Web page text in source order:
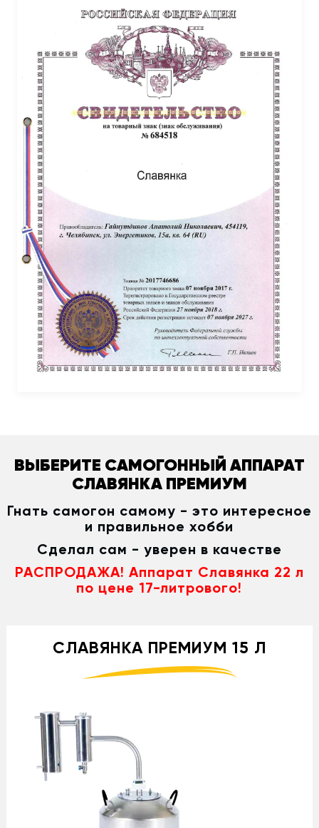
ВЫБЕРИТЕ САМОГОННЫЙ АППАРАТ
СЛАВЯНКА ПРЕМИУМ
Гнать самогон самому - это интересное
и правильное хобби
Сделал сам - уверен в качестве
РАСПРОДАЖА! Аппарат Славянка 22 л
по цене 17-литрового!
СЛАВЯНКА ПРЕМИУМ 15 Л